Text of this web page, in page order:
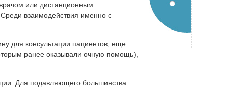
или дистанционным
взаимодействия именно с
для консультации пациентов, еще
ранее оказывали очную помощь),
Для подавляющего большинства